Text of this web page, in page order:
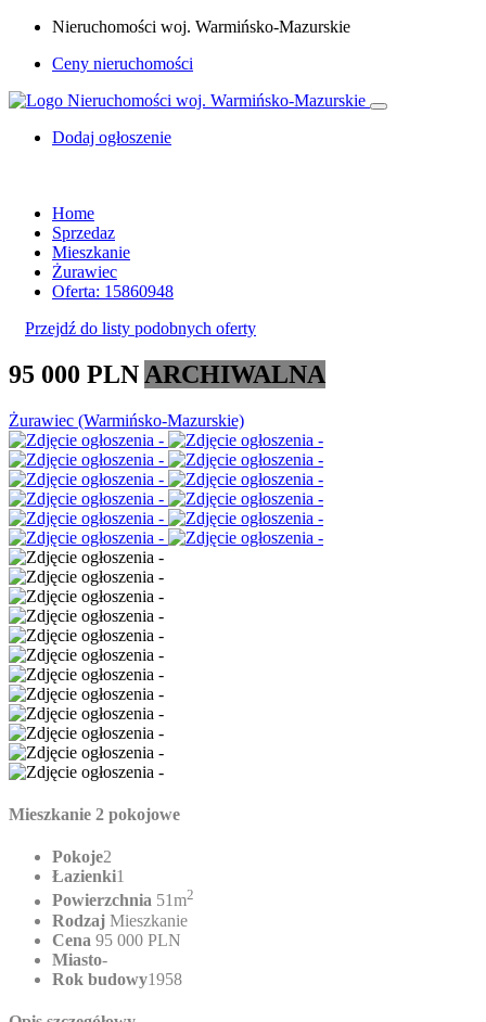
Nieruchomości woj. Warmińsko-Mazurskie
Ceny nieruchomości
Dodaj ogłoszenie
Home
Sprzedaz
Mieszkanie
Żurawiec
Oferta: 15860948
Przejdź do listy podobnych oferty
95 000 PLN ARCHIWALNA
Żurawiec (Warmińsko-Mazurskie)
Mieszkanie 2 pokojowe
Pokoje2
Łazienki1
Powierzchnia 51m2
Rodzaj Mieszkanie
Cena 95 000 PLN
Miasto-
Rok budowy1958